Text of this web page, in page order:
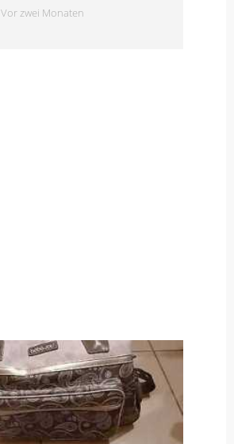
Vor zwei Monaten